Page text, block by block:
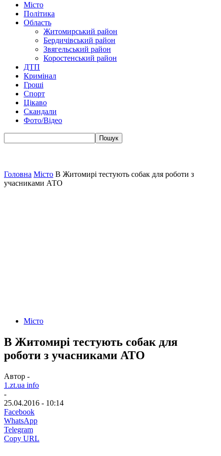
Місто
Політика
Область
Житомирський район
Бердичівський район
Звягельський район
Коростенський район
ДТП
Кримінал
Гроші
Спорт
Цікаво
Скандали
Фото/Відео
Головна Місто В Житомирі тестують собак для роботи з
учасниками АТО
Місто
В Житомирі тестують собак для
роботи з учасниками АТО
Автор -
1.zt.ua info
-
25.04.2016 - 10:14
Facebook
WhatsApp
Telegram
Copy URL